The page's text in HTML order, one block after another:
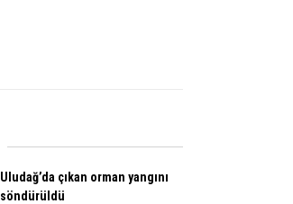
Uludağ’da çıkan orman yangını
söndürüldü